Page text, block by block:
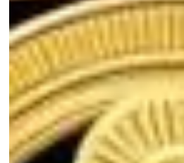
Caminhos
Financeiros:
Abundância
e
Prosperidade
com
a
Deusa